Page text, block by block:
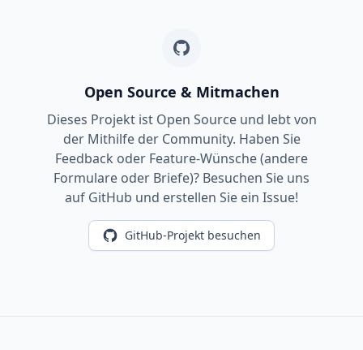
Open Source & Mitmachen
Dieses Projekt ist Open Source und lebt von
der Mithilfe der Community. Haben Sie
Feedback oder Feature-Wünsche (andere
Formulare oder Briefe)? Besuchen Sie uns
auf GitHub und erstellen Sie ein Issue!
GitHub-Projekt besuchen